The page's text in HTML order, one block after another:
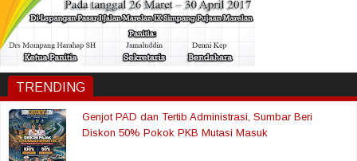
TRENDING
Genjot PAD dan Tertib Administrasi, Sumbar Beri
Diskon 50% Pokok PKB Mutasi Masuk